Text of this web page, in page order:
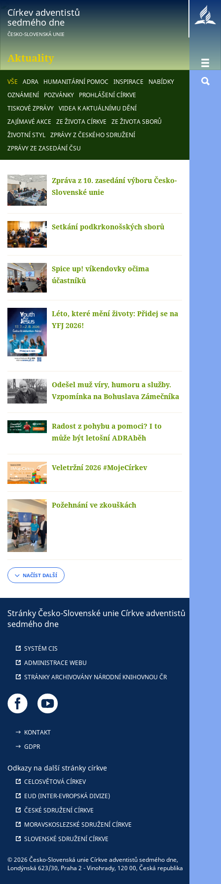
Církev adventistů
sedmého dne
ČESKO-SLOVENSKÁ UNIE
Aktuality
VŠE ADRA HUMANITÁRNÍ POMOC INSPIRACE
NABÍDKY
OZNÁMENÍ
POZVÁNKY
PROHLÁŠENÍ CÍRKVE
TISKOVÉ ZPRÁVY VIDEA K AKTUÁLNÍMU DĚNÍ
ZAJÍMAVÉ AKCE
ZE ŽIVOTA CÍRKVE
ZE ŽIVOTA SBORŮ
ŽIVOTNÍ STYL ZPRÁVY Z ČESKÉHO SDRUŽENÍ
ZPRÁVY ZE ZASEDÁNÍ ČSU
Zpráva z 10. zasedání výboru Česko-
Slovenské unie
Setkání podkrkonošských sborů
Spice up! víkendovky očima
účastníků
Léto, které mění životy: Přidej se na
YFJ 2026!
Odešel muž víry, humoru a služby.
Vzpomínka na Bohuslava Zámečníka
Radost z pohybu a pomoci? I to
může být letošní ADRAběh
Veletržní 2026 #MojeCírkev
Požehnání ve zkouškách
NAČÍST DALŠÍ
Stránky Česko-Slovenské unie Církve adventistů
sedmého dne
SYSTÉM CIS
ADMINISTRACE WEBU
STRÁNKY ARCHIVOVÁNY NÁRODNÍ KNIHOVNOU ČR
KONTAKT
GDPR
Odkazy na další stránky církve
CELOSVĚTOVÁ CÍRKEV
EUD (INTER-EVROPSKÁ DIVIZE)
ČESKÉ SDRUŽENÍ CÍRKVE
MORAVSKOSLEZSKÉ SDRUŽENÍ CÍRKVE
SLOVENSKÉ SDRUŽENÍ CÍRKVE
© 2026 Česko-Slovenská unie Církve adventistů sedmého dne,
Londýnská 623/30, Praha 2 - Vinohrady, 120 00, Česká republika